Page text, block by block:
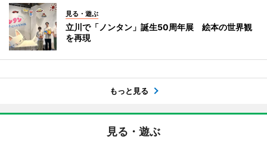
見る・遊ぶ
立川で「ノンタン」誕生50周年展 絵本の世界観
を再現
もっと見る
見る・遊ぶ